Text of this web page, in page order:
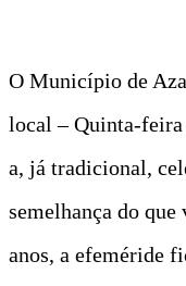
O Município de
local – Quinta-feira
a, já tradicional,
semelhança do
anos, a efeméride